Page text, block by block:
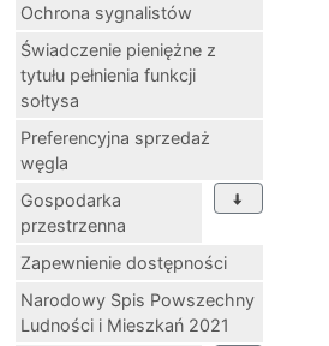
Ochrona sygnalistów
Świadczenie pieniężne z
tytułu pełnienia funkcji
sołtysa
Preferencyjna sprzedaż
węgla
Gospodarka
przestrzenna
Zapewnienie dostępności
Narodowy Spis Powszechny
Ludności i Mieszkań 2021